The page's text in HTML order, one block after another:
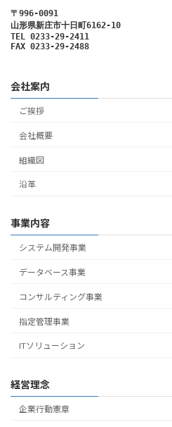
〒996-0091
山形県新庄市十日町6162-10
TEL 0233-29-2411
FAX 0233-29-2488
会社案内
ご挨拶
会社概要
組織図
沿革
事業内容
システム開発事業
データベース事業
コンサルティング事業
指定管理事業
ITソリューション
経営理念
企業行動憲章